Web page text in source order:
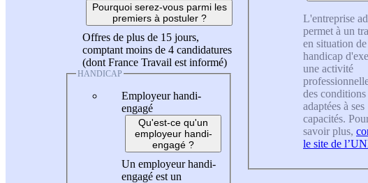
Pourquoi serez-vous parmi les
premiers à postuler ?
Offres de plus de 15 jours,
comptant moins de 4 candidatures
(dont France Travail est informé)
HANDICAP
Employeur handi-
engagé
Qu'est-ce qu'un
employeur handi-
engagé ?
Un employeur handi-
engagé est un
L'entreprise
permet à un
en situation de
handicap
une activité
des conditions
adaptées à ses
capacités.
savoir plus,
le site de